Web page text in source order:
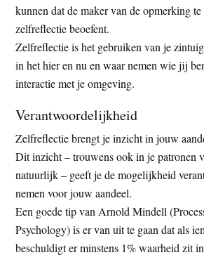
kunnen dat de maker van de opmerking
zelfreflectie beoefent.
Zelfreflectie is het gebruiken van je
in het hier en nu en waar nemen wie jij
interactie met je omgeving.
Verantwoordelijkheid
Zelfreflectie brengt je inzicht in jouw
Dit inzicht – trouwens ook in je patronen
natuurlijk – geeft je de mogelijkheid
nemen voor jouw aandeel.
Een goede tip van Arnold Mindell
Psychology) is er van uit te gaan dat als
beschuldigt er minstens 1% waarheid zit